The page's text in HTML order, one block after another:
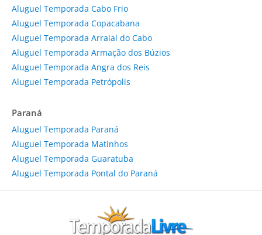
Aluguel Temporada Cabo Frio
Aluguel Temporada Copacabana
Aluguel Temporada Arraial do Cabo
Aluguel Temporada Armação dos Búzios
Aluguel Temporada Angra dos Reis
Aluguel Temporada Petrópolis
Paraná
Aluguel Temporada Paraná
Aluguel Temporada Matinhos
Aluguel Temporada Guaratuba
Aluguel Temporada Pontal do Paraná